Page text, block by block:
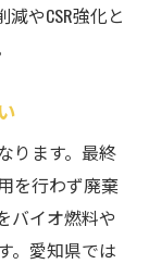
やCSR強化と
ります。最終
を行わず廃棄
バイオ燃料や
。愛知県では